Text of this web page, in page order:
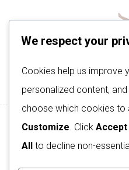
HOME
We respect your
Cookies help us improve
personalized content,
choose which cookies to
Customize . Click Accept
All to decline non-